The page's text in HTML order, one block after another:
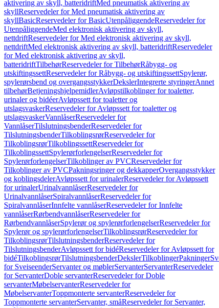
aktivering av skyll, batteridriftMed pneumatisk aktivering av
skyllReservedeler for Med pneumatisk aktivering av
skyllBasicReservedeler for BasicUtenpåliggendeReservedeler for
UtenpåliggendeMed elektronisk aktivering av skyll,
nettdriftReservedeler for Med elektronisk aktivering av skyll,
nettdriftMed elektronisk aktivering av skyll, batteridriftReservedeler
for Med elektronisk aktivering av skyll,
batteridriftTilbehørReservedeler for TilbehørRåbygg- og
utskiftingssettReservedeler for Råbygg- og utskiftingssettSpylerør,
spylerørsbend og overgangsstykkerDekslerIntegrerte styringerAnnet
tilbehørBetjeningshjelpemidlerAvløpstilkoblinger for toaletter,
urinaler og bidéerAvløpssett for toaletter og
utslagsvaskerReservedeler for Avløpssett for toaletter og
utslagsvaskerVannlåserReservedeler for
VannlåserTilslutningsbenderReservedeler for
TilslutningsbenderTilkoblingsrørReservedeler for
TilkoblingsrørTilkoblingssettReservedeler for
TilkoblingssettSpylerørforlengelserReservedeler for
SpylerørforlengelserTilkoblinger av PVCReservedeler for
Tilkoblinger av PVCPakningsringer og dekkapperOvergangsstykker
og koblingsdelerAvløpssett for urinalerReservedeler for Avløpssett
for urinalerUrinalvannlåserReservedeler for
UrinalvannlåserSpiralvannlåserReservedeler for
SpiralvannlåserInnfelte vannlåserReservedeler for Innfelte
vannlåserRørbendvannlåserReservedeler for
RørbendvannlåserSpylerør og spylerørforlengelserReservedeler for
Spylerør og spylerørforlengelserTilkoblingsrørReservedeler for
TilkoblingsrørTilslutningsbenderReservedeler for
TilslutningsbenderAvløpssett for bidéReservedeler for Avløpssett for
bidéTilkoblingsrørTilslutningsbenderDekslerTilkoblingerPakninger
for SveiseenderServanter og møblerServanterServanterReservedeler
for ServanterDoble servanterReservedeler for Doble
servanterMøbelservanterReservedeler for
MøbelservanterToppmonterte servanterReservedeler for
Toppmonterte servanterServanter, småReservedeler for Servanter,